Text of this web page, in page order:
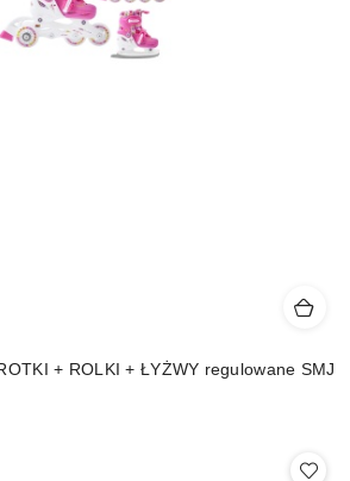
+ ROLKI + ŁYŻWY regulowane SMJ